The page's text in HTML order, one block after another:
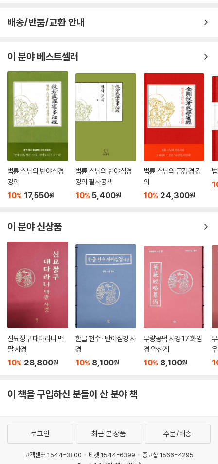
배송/반품/교환 안내
이 분야 베스트셀러
법륜 스님의 반야심경
강의
10% 17,550원
법륜 스님의 반야심경
강의 필사공책
10% 5,400원
법륜 스님의 금강경 강
의
10% 24,300원
이 분야 신상품
신묘장구 대다라니 백
팔 사경
10% 28,800원
한글 천수 · 반야심경 사
경
10% 8,100원
무량공덕 사경 17 화엄
경 약찬게
10% 8,100원
이 책을 구입하신 분들이 산 분야 책
로그인 최근 본 상품 주문/배송
고객센터 1544-3800 티켓 1544-6399
중고샵 1566-4295